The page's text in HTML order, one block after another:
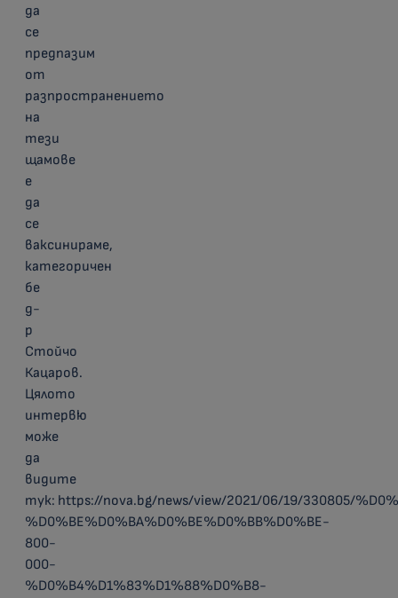
да
се
предпазим
от
разпространението
на
тези
щамове
е
да
се
ваксинираме,
категоричен
бе
д-
р
Стойчо
Кацаров.
Цялото
интервю
може
да
видите
тук: https://nova.bg/news/view/2021/06/19/330805/
%D0%BE%D0%BA%D0%BE%D0%BB%D0%BE-
800-
000-
%D0%B4%D1%83%D1%88%D0%B8-